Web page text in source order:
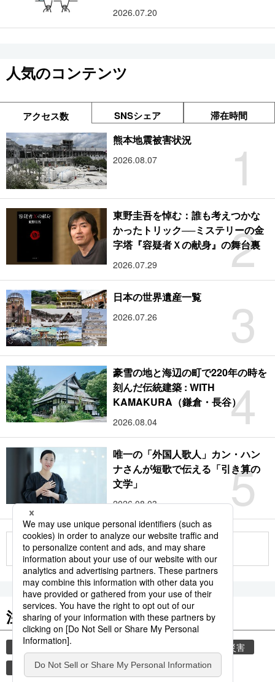
2026.07.20
人気のコンテンツ
アクセス数 SNSシェア 滞在時間
1
熊本地震被害状況
2026.08.07
2
東野圭吾を悼む：誰も考えつかな
かったトリック──ミステリーの金
字塔『容疑者Ｘの献身』の舞台裏
2026.07.29
3
日本の世界遺産一覧
2026.07.26
4
豪雪の地と海辺の町で220年の時を
刻んだ伝統建築 : WITH
KAMAKURA（鎌倉・長谷）
2026.08.04
5
唯一の「外国人歌人」カン・ハン
ナさんが短歌で伝える「引き算の
文学」
2026.08.03
もっと見る
注目のキーワード
共同通信ニュース
気象・災害
旅 災害 鉄道 新幹線